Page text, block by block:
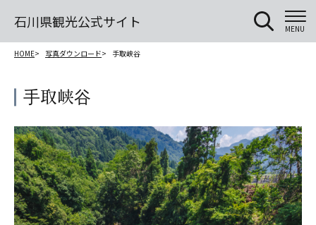
石川県観光公式サイト MENU
HOME 写真ダウンロード ⼿取峡⾕
⼿取峡⾕